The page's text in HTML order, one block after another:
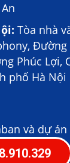
Tòa nhà
Đường
Phúc Lợi,
phố Hà Nội
và dự án